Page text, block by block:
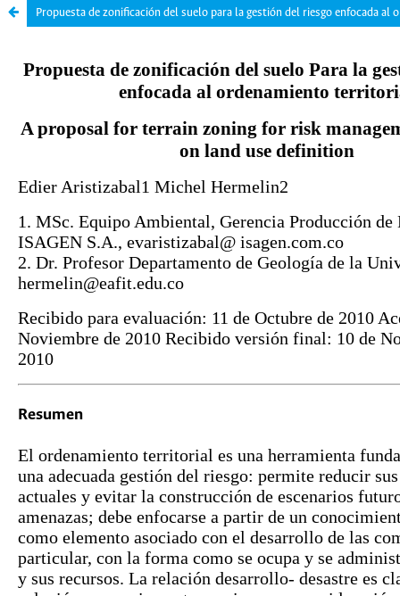
Propuesta de zonificación del suelo para la gestión del riesgo enfocada